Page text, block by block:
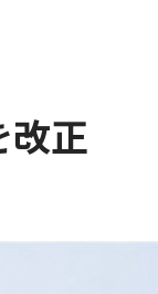
改正